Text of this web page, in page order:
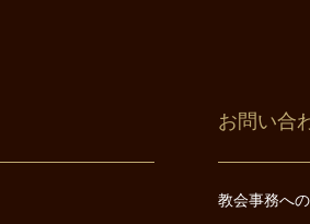
お問い合
教会事務へ